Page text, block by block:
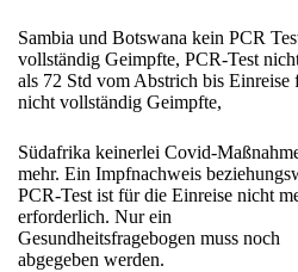
Sambia und Botswana kein PCR
vollständig Geimpfte, PCR-Test
als 72 Std vom Abstrich bis Einreise
nicht vollständig Geimpfte,
Südafrika keinerlei Covid-
mehr. Ein Impfnachweis
PCR-Test ist für die Einreise nicht
erforderlich. Nur ein
Gesundheitsfragebogen muss noch
abgegeben werden.